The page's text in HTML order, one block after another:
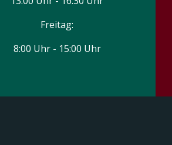
Freitag:
8:00 Uhr - 15:00 Uhr